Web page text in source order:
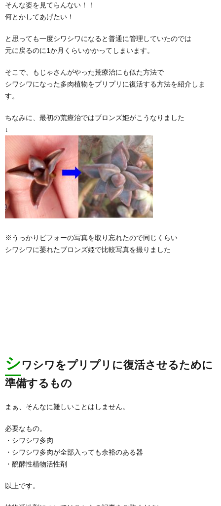
そんな姿を見てらんない！！
何とかしてあげたい！
と思っても一度シワシワになると普通に管理していたのでは
元に戻るのに1か月くらいかかってしまいます。
そこで、もじゃさんがやった荒療治にも似た方法で
シワシワになった多肉植物をプリプリに復活する方法を紹介しま
す。
ちなみに、最初の荒療治ではブロンズ姫がこうなりました
↓
※うっかりビフォーの写真を取り忘れたので同じくらい
シワシワに萎れたブロンズ姫で比較写真を撮りました
シワシワをプリプリに復活させるために
準備するもの
まぁ、そんなに難しいことはしません。
必要なもの。
・シワシワ多肉
・シワシワ多肉が全部入っても余裕のある器
・醗酵性植物活性剤
以上です。